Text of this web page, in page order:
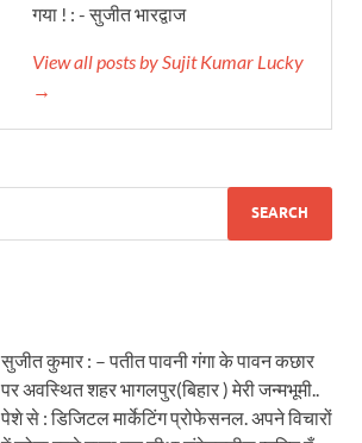
गया ! : - सुजीत भारद्वाज
View all posts by Sujit Kumar Lucky
→
सुजीत कुमार : – पतीत पावनी गंगा के पावन कछार
पर अवस्थित शहर भागलपुर(बिहार ) मेरी जन्मभूमी..
पेशे से : डिजिटल मार्केटिंग प्रोफेसनल. अपने विचारों